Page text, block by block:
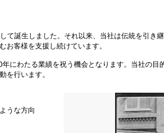
誕生しました。それ以来、当社は伝統を引き
客様を支援し続けています。
にわたる業績を祝う機会となります。当社の
を行います。
うな方向